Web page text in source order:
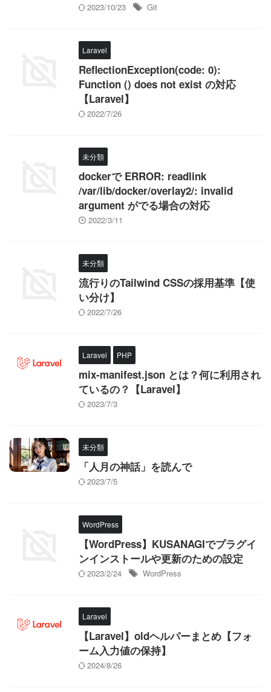
2023/10/23 Git
Laravel
ReflectionException(code: 0):
Function () does not exist の対応
【Laravel】
2022/7/26
未分類
dockerで ERROR: readlink
/var/lib/docker/overlay2/: invalid
argument がでる場合の対応
2022/3/11
未分類
流行りのTailwind CSSの採用基準【使
い分け】
2022/7/26
Laravel PHP
mix-manifest.json とは？何に利用され
ているの？【Laravel】
2023/7/3
未分類
「人月の神話」を読んで
2023/7/5
WordPress
【WordPress】KUSANAGIでプラグイ
ンインストールや更新のための設定
2023/2/24 WordPress
Laravel
【Laravel】oldヘルパーまとめ【フォ
ーム入力値の保持】
2024/8/26